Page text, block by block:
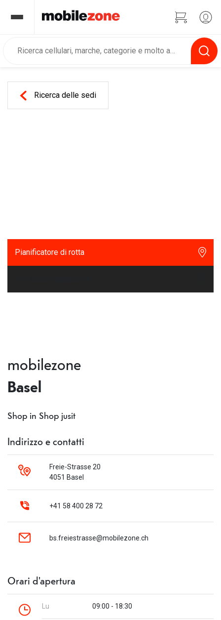
Ricerca delle sedi
Pianificatore di rotta
mobilezone
Basel
Shop in Shop jusit
Indirizzo e contatti
Freie-Strasse 20
4051 Basel
+41 58 400 28 72
bs.freiestrasse@mobilezone.ch
Orari d'apertura
Lu 09:00 - 18:30